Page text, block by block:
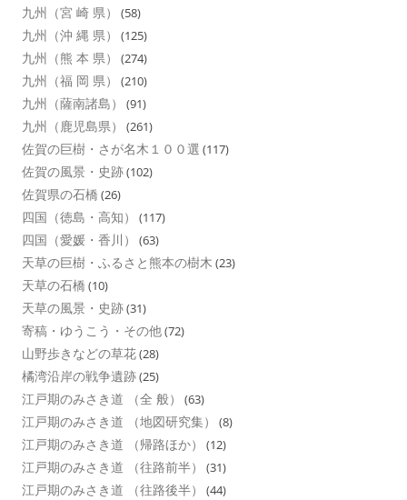
九州（宮 崎 県） (58)
九州（沖 縄 県） (125)
九州（熊 本 県） (274)
九州（福 岡 県） (210)
九州（薩南諸島） (91)
九州（鹿児島県） (261)
佐賀の巨樹・さが名木１００選 (117)
佐賀の風景・史跡(102)
佐賀県の石橋 (26)
四国（徳島・高知） (117)
四国（愛媛・香川） (63)
天草の巨樹・ふるさと熊本の樹木 (23)
天草の石橋 (10)
天草の風景・史跡(31)
寄稿・ゆうこう・その他(72)
山野歩きなどの草花(28)
橘湾沿岸の戦争遺跡(25)
江戸期のみさき道 （全 般） (63)
江戸期のみさき道 （地図研究集） (8)
江戸期のみさき道 （帰路ほか） (12)
江戸期のみさき道 （往路前半） (31)
江戸期のみさき道 （往路後半） (44)